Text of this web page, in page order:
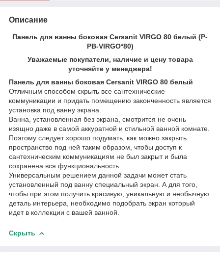
Описание
Панель для ванны боковая Cersanit VIRGO 80 белый (P-
PB-VIRGO*80)
Уважаемые покупатели, наличие и цену товара
уточняйте у менеджера!
Панель для ванны боковая Cersanit VIRGO 80 белый
Отличным способом скрыть все сантехнические
коммуникации и придать помещению законченность является
установка под ванну экрана.
Ванна, установленная без экрана, смотрится не очень
изящно даже в самой аккуратной и стильной ванной комнате.
Поэтому следует хорошо подумать, как можно закрыть
пространство под ней таким образом, чтобы доступ к
сантехническим коммуникациям не был закрыт и была
сохранена вся функциональность.
Универсальным решением данной задачи может стать
установленный под ванну специальный экран. А для того,
чтобы при этом получить красивую, уникальную и необычную
деталь интерьера, необходимо подобрать экран который
идет в коллекции с вашей ванной.
Скрыть